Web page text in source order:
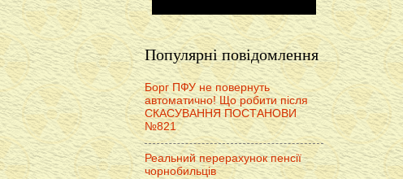
Популярні повідомлення
Борг ПФУ не повернуть
автоматично! Що робити після
СКАСУВАННЯ ПОСТАНОВИ
№821
Реальний перерахунок пенсії
чорнобильців